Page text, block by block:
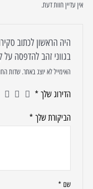
אין עדיין חוות דעת.
בגווני זהב להדפסה על
האימייל לא יוצג באתר. שדות
הדירוג שלך*
הביקורת שלך*
שם*